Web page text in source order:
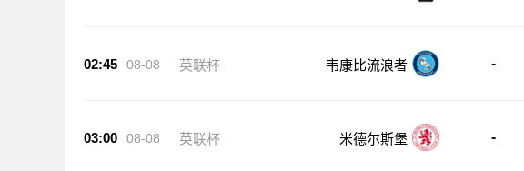
02:45 08-08 英联杯 韦康比流浪者 -
03:00 08-08 英联杯 米德尔斯堡 -